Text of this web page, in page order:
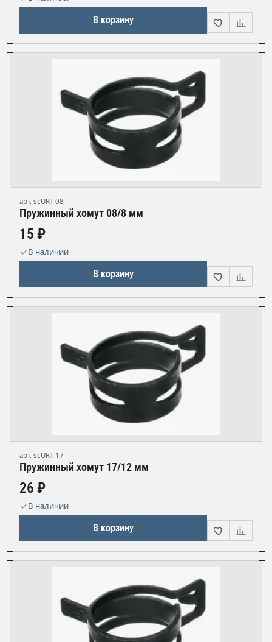
В корзину
арт. scURT 08
Пружинный хомут 08/8 мм
15 ₽
В наличии
В корзину
арт. scURT 17
Пружинный хомут 17/12 мм
26 ₽
В наличии
В корзину